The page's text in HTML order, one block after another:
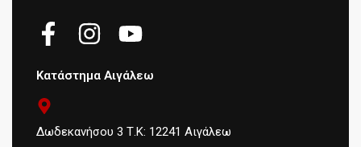
Κατάστημα Αιγάλεω
Δωδεκανήσου 3 Τ.Κ: 12241 Αιγάλεω